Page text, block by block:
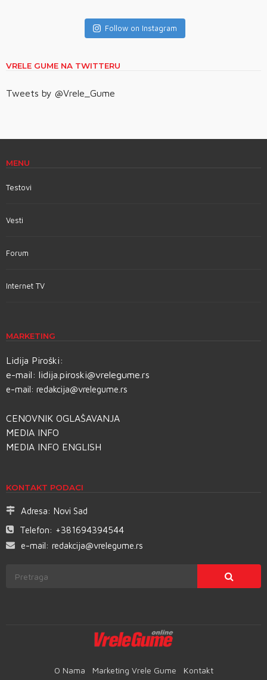
Follow on Instagram
VRELE GUME NA TWITTERU
Tweets by @Vrele_Gume
MENU
Testovi
Vesti
Forum
Internet TV
MARKETING
Lidija Piroški:
e-mail: lidija.piroski@vrelegume.rs
e-mail: redakcija@vrelegume.rs
CENOVNIK OGLAŠAVANJA
MEDIA INFO
MEDIA INFO ENGLISH
KONTAKT PODACI
Adresa: Novi Sad
Telefon: +381694394544
e-mail: redakcija@vrelegume.rs
O Nama Marketing Vrele Gume Kontakt